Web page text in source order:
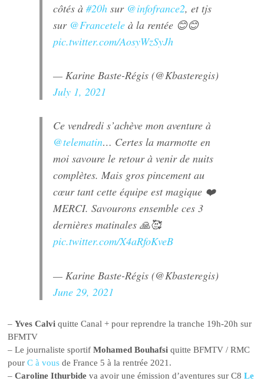
côtés à#20h sur @infofrance2, et tjs
sur @Francetele à la rentée 😊😊
pic.twitter.com/AosyWzSyJh
— Karine Baste-Régis (@Kbasteregis)
July 1, 2021
Ce vendredi s’achève mon aventure à
@telematin… Certes la marmotte en
moi savoure le retour à venir de nuits
complètes. Mais gros pincement au
cœur tant cette équipe est magique ❤️
MERCI. Savourons ensemble ces 3
dernières matinales 🙏🥰
pic.twitter.com/X4aRfoKveB
— Karine Baste-Régis (@Kbasteregis)
June 29, 2021
–Yves Calvi quitte Canal + pour reprendre la tranche 19h-20h sur
BFMTV
– Le journaliste sportifMohamed Bouhafsi quitte BFMTV / RMC
pourC à vous de France 5 à la rentrée 2021.
–Caroline Ithurbide va avoir une émission d’aventures sur C8Le